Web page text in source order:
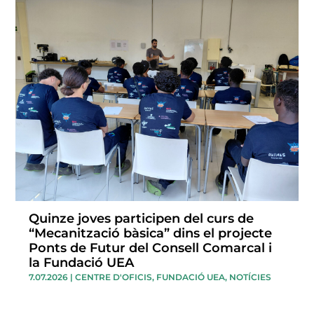
Quinze joves participen del curs de
“Mecanització bàsica” dins el projecte
Ponts de Futur del Consell Comarcal i
la Fundació UEA
7.07.2026 |CENTRE D'OFICIS, FUNDACIÓ UEA, NOTÍCIES